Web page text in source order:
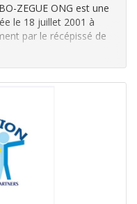
ZEGUE ONG est une
le 18 juillet 2001 à
par le récépissé de
DSC du 1er août